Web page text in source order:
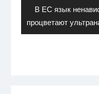
Next
post:
В ЕС язык
процветают